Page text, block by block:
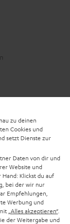
lass dich
zu deinen
Cookies und
setzt Dienste zur
Daten von dir und
Website und
Klickst du auf
bei der wir nur
Empfehlungen,
Werbung und
„Alles akzeptieren“.
der Weitergabe und